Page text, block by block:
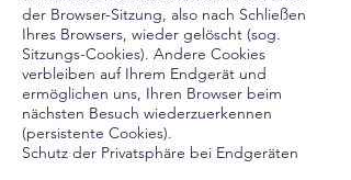
der Browser-Sitzung, also nach Schließen
Ihres Browsers, wieder gelöscht (sog.
Sitzungs-Cookies). Andere Cookies
verbleiben auf Ihrem Endgerät und
ermöglichen uns, Ihren Browser beim
nächsten Besuch wiederzuerkennen
(persistente Cookies).
Schutz der Privatsphäre bei Endgeräten